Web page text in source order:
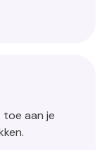
aan je